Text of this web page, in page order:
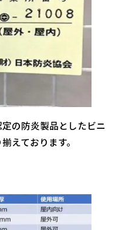
の防炎製品としたビニ
えております。